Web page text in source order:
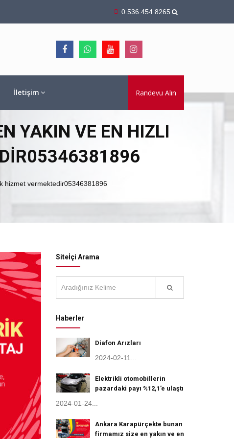
0.536.454 8265
İletişim Randevu Alın
YAKIN VE EN HIZLI
hizmet vermektedir05346381896
Siteİçi Arama
Haberler
Diafon Arızları
2024-02-11...
Elektrikli otomobillerin
pazardaki payı %12,1’e ulaştı
2024-01-24...
Ankara Karapürçekte bunan
firmamız size en yakın ve en